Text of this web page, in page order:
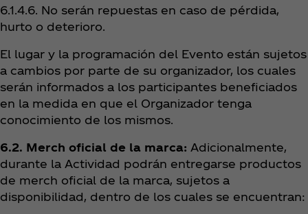
6.1.4.6. No serán repuestas en caso de pérdida,
hurto o deterioro.
El lugar y la programación del Evento están sujetos
a cambios por parte de su organizador, los cuales
serán informados a los participantes beneficiados
en la medida en que el Organizador tenga
conocimiento de los mismos.
6.2. Merch oficial de la marca: Adicionalmente,
durante la Actividad podrán entregarse productos
de merch oficial de la marca, sujetos a
disponibilidad, dentro de los cuales se encuentran: